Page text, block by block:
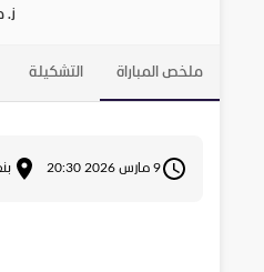
ز.
ملخص المباراة التشكيلة
9 مارس 2026 20:30